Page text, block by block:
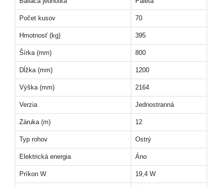
Počet kusov 70
Hmotnosť (kg) 395
Šírka (mm) 800
Dĺžka (mm) 1200
Výška (mm) 2164
Verzia Jednostranná
Záruka (m) 12
Typ rohov Ostrý
Elektrická energia Áno
Príkon W 19,4 W